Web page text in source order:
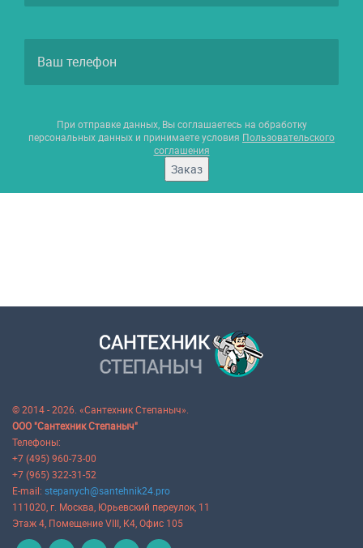
При отправке данных, Вы соглашаетесь на обработку
персональных данных и принимаете условия Пользовательского
соглашения
Заказ
© 2014 - 2026. «Сантехник Степаныч».
ООО "Сантехник Степаныч"
Телефоны:
+7 (495) 960-73-00
+7 (965) 322-31-52
E-mail: stepanych@santehnik24.pro
111020 , г. Москва Юрьевский переулок, 11
Этаж 4, Помещение VIII, К4, Офис 105